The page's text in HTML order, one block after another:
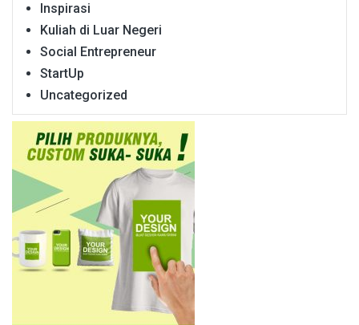
Inspirasi
Kuliah di Luar Negeri
Social Entrepreneur
StartUp
Uncategorized